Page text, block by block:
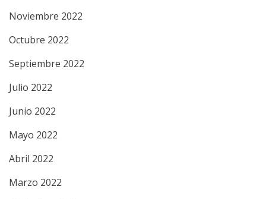
Noviembre 2022
Octubre 2022
Septiembre 2022
Julio 2022
Junio 2022
Mayo 2022
Abril 2022
Marzo 2022